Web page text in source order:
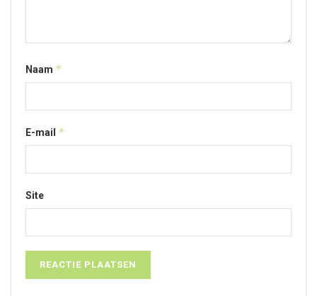
Naam *
E-mail *
Site